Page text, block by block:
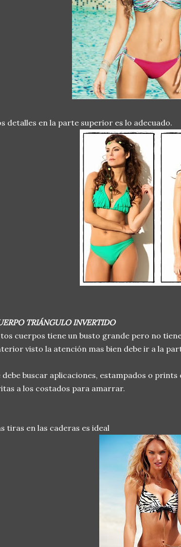
detalles en la parte superior es lo adecuado.
TRIÁNGULO INVERTIDO
cuerpos tiene un busto grande pero no
visto la atención mas bien debe ir a la
debe buscar aplicaciones, estampados o
a los costados para amarrar.
tiras en las caderas es ideal